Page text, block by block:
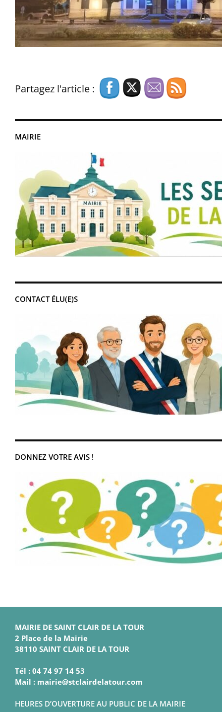
MAIRIE
CONTACT ÉLU(E)S
DONNEZ VOTRE AVIS !
Partagez l'article :
MAIRIE DE SAINT CLAIR DE LA TOUR
2 Place de la Mairie
38110 SAINT CLAIR DE LA TOUR
Tél : 04 74 97 14 53
Mail : mairie@stclairdelatour.com
HEURES D’OUVERTURE AU PUBLIC DE LA MAIRIE